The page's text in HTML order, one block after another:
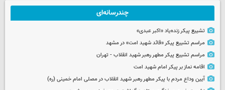
چندرسانه‌ای
تشییع پیکر زنده‌یاد «اکبر عبدی»
مراسم تشییع پیکر «قائد شهید امت» در مشهد
مراسم تشییع پیکر مطهر رهبر شهید انقلاب - تهران
اقامه نماز بر پیکر امام شهید امت
آیین وداع مردم با پیکر مطهر رهبر شهید انقلاب در مصلی امام خمینی (ره)